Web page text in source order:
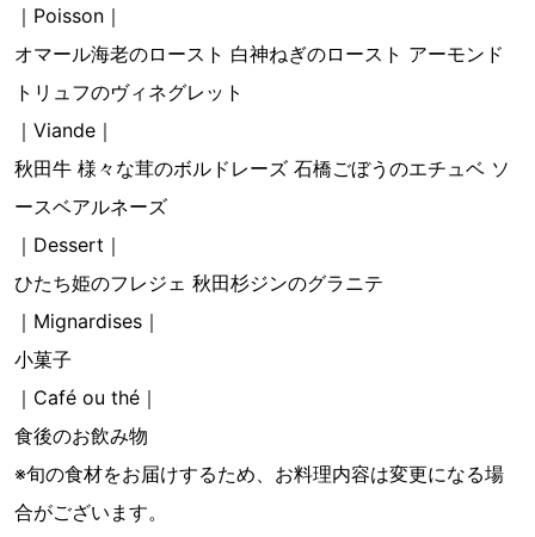
｜Poisson｜
オマール海老のロースト 白神ねぎのロースト アーモンド
トリュフのヴィネグレット
｜Viande｜
秋田牛 様々な茸のボルドレーズ 石橋ごぼうのエチュベ ソ
ースベアルネーズ
｜Dessert｜
ひたち姫のフレジェ 秋田杉ジンのグラニテ
｜Mignardises｜
小菓子
｜Café ou thé｜
食後のお飲み物
※旬の食材をお届けするため、お料理内容は変更になる場
合がございます。